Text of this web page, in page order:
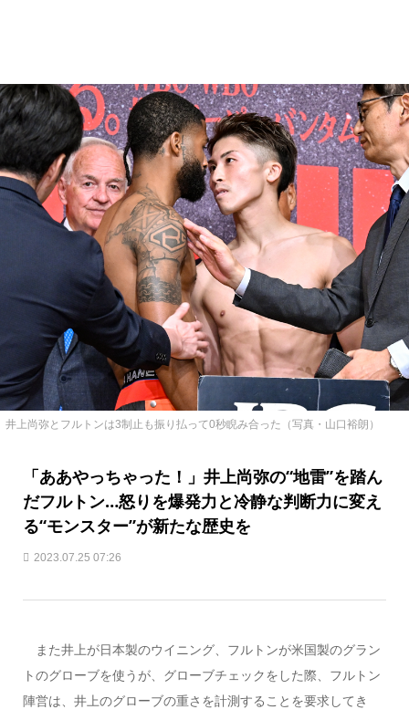
井上尚弥とフルトンは3制止も振り払って0秒睨み合った（写真・山口裕朗）
「ああやっちゃった！」井上尚弥の“地雷”を踏ん
だフルトン…怒りを爆発力と冷静な判断力に変え
る“モンスター”が新たな歴史を
2023.07.25 07:26
また井上が日本製のウイニング、フルトンが米国製のグラン
トのグローブを使うが、グローブチェックをした際、フルトン
陣営は、井上のグローブの重さを計測することを要求してき